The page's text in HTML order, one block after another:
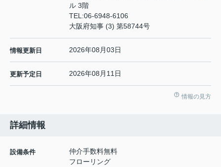
ル 3階
TEL:06-6948-6106
大阪府知事 (3) 第58744号
情報更新日 2026年08月03日
更新予定日 2026年08月11日
情報の見方
詳細情報
設備条件
仲介手数料無料
フローリング